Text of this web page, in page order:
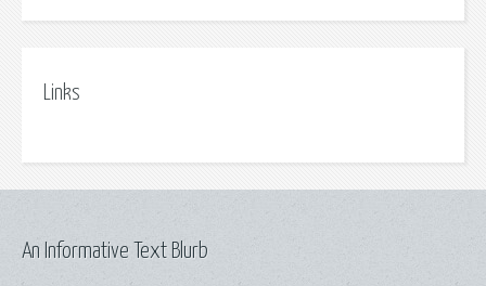
Links
An Informative Text Blurb